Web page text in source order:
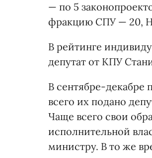
— по 5
фракцию СПУ — 20,
В рейтинге
депутат от КПУ
В сентябре-декабре
всего их подано
Чаще всего свои
исполнительной
министру. В то же